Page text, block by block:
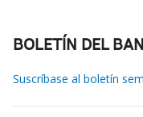
BOLETÍN DEL
Suscríbase al boletín